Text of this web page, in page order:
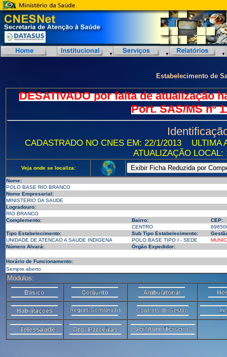
Estabelecimento de
DESATIVADO por falta de atualização
Port. SAS/MS nº
CADASTRADO NO CNES EM: 22/1/2013
ULTIMA
ATUALIZAÇÃO LOCAL:
Veja onde se localiza:
Nome:
POLO BASE RIO BRANCO
Nome Empresarial:
MINISTERIO DA SAUDE
Logradouro:
RIO BRANCO
Complemento:
Bairro:
CEP:
CENTRO
Tipo Estabelecimento:
Sub Tipo Estabelecimento:
UNIDADE DE ATENCAO A SAUDE INDIGENA
POLO BASE TIPO I - SEDE
Número Alvará:
Órgão Expedidor:
Horário de Funcionamento:
Sempre aberto
Módulos: